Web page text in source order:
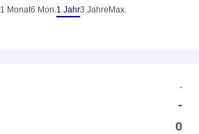
1 Monat6 Mon.1 Jahr3 Jahre Max.
-
-
0